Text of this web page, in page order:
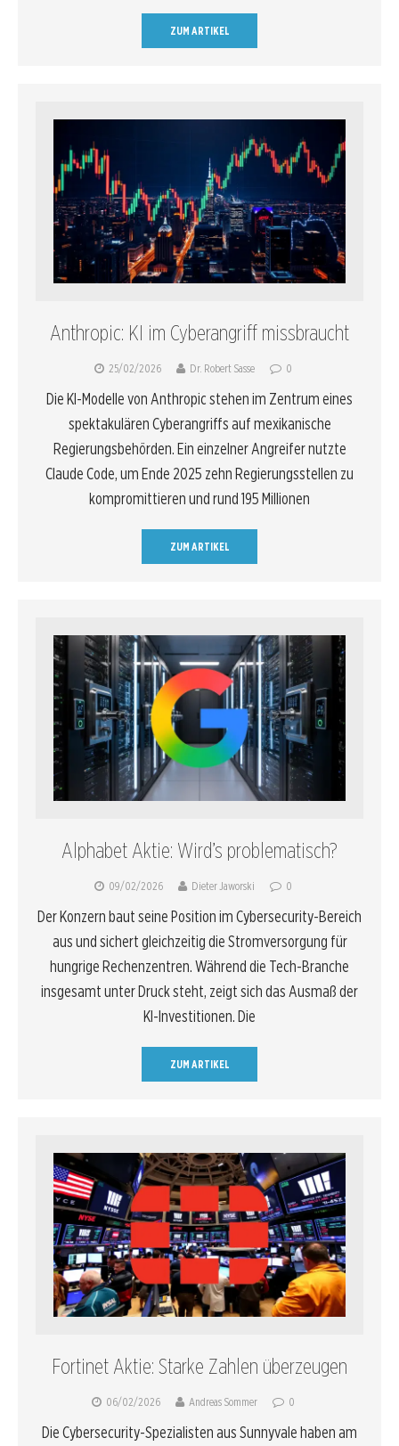
ZUM ARTIKEL
Anthropic: KI im Cyberangriff missbraucht
25/02/2026 Dr. Robert Sasse 0
Die KI-Modelle von Anthropic stehen im Zentrum eines
spektakulären Cyberangriffs auf mexikanische
Regierungsbehörden. Ein einzelner Angreifer nutzte
Claude Code, um Ende 2025 zehn Regierungsstellen zu
kompromittieren und rund 195 Millionen
ZUM ARTIKEL
Alphabet Aktie: Wird’s problematisch?
09/02/2026 Dieter Jaworski 0
Der Konzern baut seine Position im Cybersecurity-Bereich
aus und sichert gleichzeitig die Stromversorgung für
hungrige Rechenzentren. Während die Tech-Branche
insgesamt unter Druck steht, zeigt sich das Ausmaß der
KI-Investitionen. Die
ZUM ARTIKEL
Fortinet Aktie: Starke Zahlen überzeugen
06/02/2026 Andreas Sommer 0
Die Cybersecurity-Spezialisten aus Sunnyvale haben am